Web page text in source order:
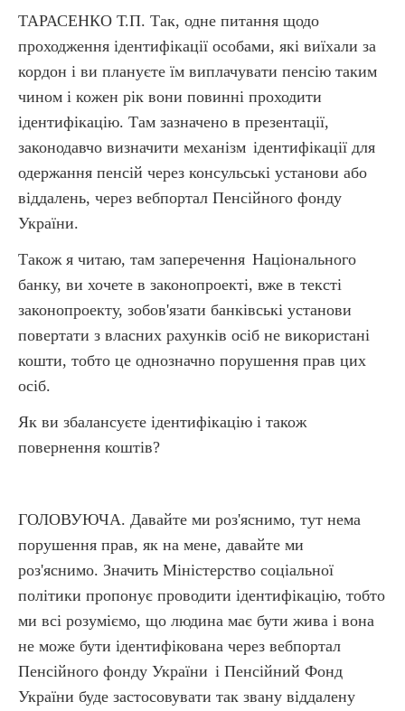
ТАРАСЕНКО Т.П. Так, одне питання щодо
проходження ідентифікації особами, які виїхали за
кордон і ви плануєте їм виплачувати пенсію таким
чином і кожен рік вони повинні проходити
ідентифікацію. Там зазначено в презентації,
законодавчо визначити механізм ідентифікації для
одержання пенсій через консульські установи або
віддалень, через вебпортал Пенсійного фонду
України.
Також я читаю, там заперечення Національного
банку, ви хочете в законопроекті, вже в тексті
законопроекту, зобов'язати банківські установи
повертати з власних рахунків осіб не використані
кошти, тобто це однозначно порушення прав цих
осіб.
Як ви збалансуєте ідентифікацію і також
повернення коштів?
ГОЛОВУЮЧА. Давайте ми роз'яснимо, тут нема
порушення прав, як на мене, давайте ми
роз'яснимо. Значить Міністерство соціальної
політики пропонує проводити ідентифікацію, тобто
ми всі розуміємо, що людина має бути жива і вона
не може бути ідентифікована через вебпортал
Пенсійного фонду України і Пенсійний Фонд
України буде застосовувати так звану віддалену